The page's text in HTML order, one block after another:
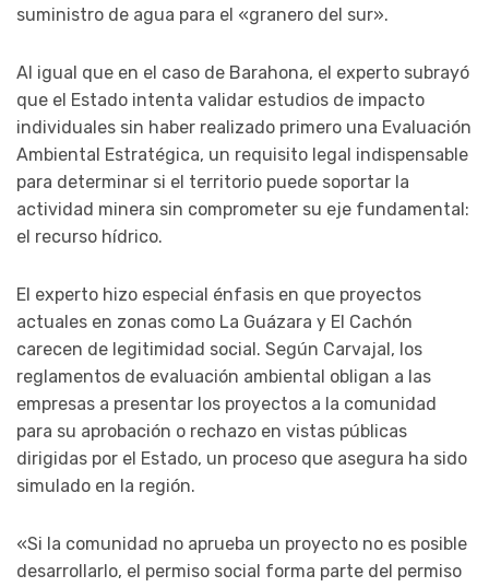
suministro de agua para el «granero del sur».
Al igual que en el caso de Barahona, el experto subrayó
que el Estado intenta validar estudios de impacto
individuales sin haber realizado primero una Evaluación
Ambiental Estratégica, un requisito legal indispensable
para determinar si el territorio puede soportar la
actividad minera sin comprometer su eje fundamental:
el recurso hídrico.
El experto hizo especial énfasis en que proyectos
actuales en zonas como La Guázara y El Cachón
carecen de legitimidad social. Según Carvajal, los
reglamentos de evaluación ambiental obligan a las
empresas a presentar los proyectos a la comunidad
para su aprobación o rechazo en vistas públicas
dirigidas por el Estado, un proceso que asegura ha sido
simulado en la región.
«Si la comunidad no aprueba un proyecto no es posible
desarrollarlo, el permiso social forma parte del permiso